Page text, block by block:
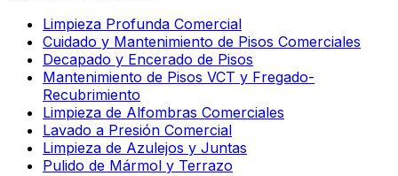
Limpieza Profunda Comercial
Cuidado y Mantenimiento de Pisos Comerciales
Decapado y Encerado de Pisos
Mantenimiento de Pisos VCT y Fregado-
Recubrimiento
Limpieza de Alfombras Comerciales
Lavado a Presión Comercial
Limpieza de Azulejos y Juntas
Pulido de Mármol y Terrazo